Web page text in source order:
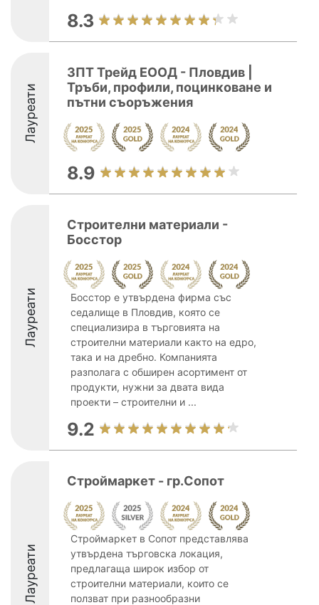
8.3
Лауреати
ЗПТ Трейд ЕООД - Пловдив |
Тръби, профили, поцинковане и
пътни съоръжения
8.9
Лауреати
Строителни материали -
Босстор
Босстор е утвърдена фирма със
седалище в Пловдив, която се
специализира в търговията на
строителни материали както на едро,
така и на дребно. Компанията
разполага с обширен асортимент от
продукти, нужни за двата вида
проекти – строителни и ...
9.2
Лауреати
Строймаркет - гр.Сопот
Строймаркет в Сопот представлява
утвърдена търговска локация,
предлагаща широк избор от
строителни материали, които се
ползват при разнообразни